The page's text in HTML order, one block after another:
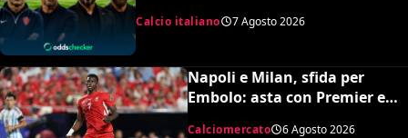
un’insospettabile
Calcio italiano 7 Agosto 2026
Napoli e Milan, sfida per
Embolo: asta con Premier e
MLS, il prezzo
Calciomercato 6 Agosto 2026